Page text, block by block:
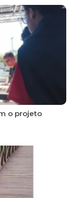
o projeto